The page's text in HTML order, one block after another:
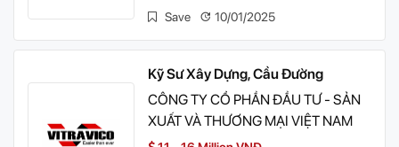
Save
10/01/2025
Kỹ Sư Xây Dựng, Cầu Đường
CÔNG TY CỔ PHẦN ĐẦU TƯ - SẢN
XUẤT VÀ THƯƠNG MẠI VIỆT NAM